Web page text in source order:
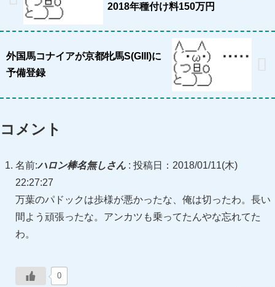
2018年種付け料150万円
外国馬コナイアが京都牝馬S(GIII)に
予備登録
コメント
名前:ハロン棒名無しさん : 投稿日：2018/01/11(木)
22:27:27
万葉のパドックは歩様が悪かったな、俺は切ったわ。長い
間よう頑張ったな。アンカツも乗ってたんやな忘れてた
わ。
0